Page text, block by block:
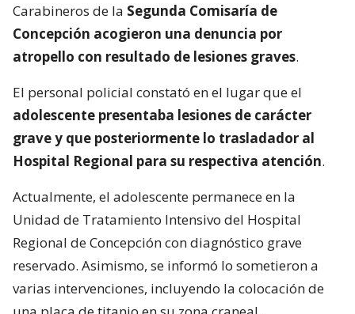
Carabineros de la Segunda Comisaría de
Concepción acogieron una denuncia por
atropello con resultado de lesiones graves.
El personal policial constató en el lugar que el
adolescente presentaba lesiones de carácter
grave y que posteriormente lo trasladador al
Hospital Regional para su respectiva atención.
Actualmente, el adolescente permanece en la
Unidad de Tratamiento Intensivo del Hospital
Regional de Concepción con diagnóstico grave
reservado. Asimismo, se informó lo sometieron a
varias intervenciones, incluyendo la colocación de